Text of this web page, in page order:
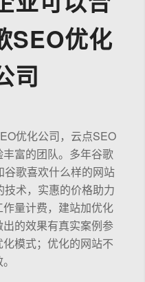
SEO优化
司
优化公司，云点SEO
富的团队。多年谷歌
歌喜欢什么样的网站
术，实惠的价格助力
量计费，建站加优化
的效果有真实案例参
模式；优化的网站不